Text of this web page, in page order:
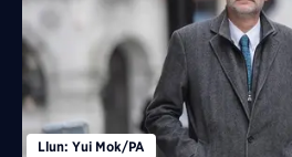
Llun: Yui Mok/PA